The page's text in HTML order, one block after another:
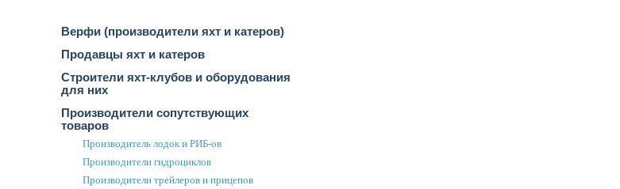
Верфи (производители яхт и катеров)
Продавцы яхт и катеров
Строители яхт-клубов и оборудования
для них
Производители сопутствующих
товаров
Производитель лодок и РИБ-ов
Производители гидроциклов
Производители трейлеров и прицепов